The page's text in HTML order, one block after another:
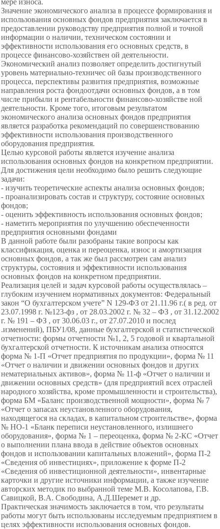
мере износа.
Значение экономического анализа в процессе формирования и
использования основных фондов предприятия заключается в
предоставлении руководству предприятия полной и точной
информации о наличии, техническом состоянии и
эффективности использования его основных средств, в
процессе финансово-хозяйствен ой деятельности.
Экономический анализ позволяет определить достигнутый
уровень материально-техничес ой базы производственного
процесса, перспективы развития предприятия, возможные
направления роста фондоотдачи основных фондов, а в том
числе прибыли и рентабельности финансово-хозяйстве ной
деятельности. Кроме того, итоговым результатом
экономического анализа основных фондов предприятия
является разработка рекомендаций по совершенствованию
эффективности использования производственного
оборудования предприятия.
Целью курсовой работы является изучение анализа
использования основных фондов на конкретном предприятии.
Для достижения цели необходимо было решить следующие
задачи:
- изучить теоретические аспекты анализа основных фондов;
- проанализировать состав и структуру, состояние основных
фондов;
- оценить эффективность использования основных фондов;
- наметить мероприятия по улучшению обеспеченности
предприятия основными фондами
В данной работе были разобраны такие вопросы как
классификация, оценка и переоценка, износ и амортизация
основных фондов, а так же был рассмотрен сам анализ
структуры, состояния и эффективности использования
основных фондов на конкретном предприятии.
Реализация целей и задач курсовой работы осуществлялась –
глубоким изучением нормативных документов: Федеральный
закон “О бухгалтерском учете” N 129-ФЗ от 21.11.96 г.( в ред. от
23.07.1998 г. №123-фз , от 28.03.2002 г. № 32 – ФЗ , от 31.12.2002
г. № 191 – ФЗ , от 30.06.03 г., от 27.07.2010 и послед
.изменений), ПБУ1/08, данные бухгалтерской и статистической
отчетности: формы отчетности №1, 2, 5 годовой и квартальной
бухгалтерской отчетности. К источникам анализа относятся
форма № 1-П «Отчет предприятия по продукции», форма № 11
«Отчет о наличии и движении основных фондов и других
нематериальных активов», форма № 11-ф «Отчет о наличии и
движении основных средств» (для предприятий всех отраслей
народного хозяйства, кроме промышленности и строительства),
форма БМ «Баланс производственной мощности», форма № 7
«Отчет о запасах неустановленного оборудования,
находящегося на складах, в капитальном строительстве», форма
№ НО-1 «Бланк переписи неустановленного, излишнего
оборудования», форма № 1 – переоценка, форма № 2-КС «Отчет
о выполнении плана ввода в действие объектов основных
фондов и использовании капитальных вложений», форма П-2
«Сведения об инвестициях», приложение к форме П-2
«Сведения об инвестиционной деятельности», инвентарные
карточки и другие источники информации, а также изучение
авторских методик по выбранной теме М.В. Косолапова, Г.В.
Савицкой, В.А. Свободина, А.Д.Шеремет и др.
Практическая значимость заключается в том, что результаты
работы могут быть использованы исследуемым предприятием в
целях эффективности использования основных фондов.